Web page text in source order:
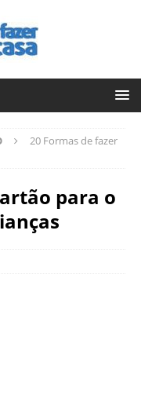
20 Formas de fazer
para o